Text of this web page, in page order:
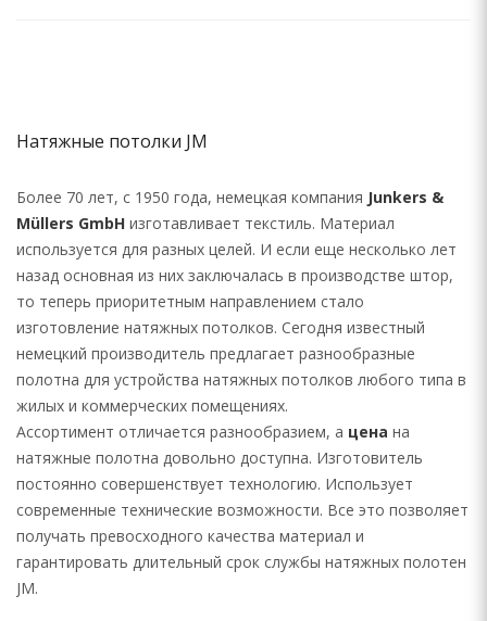
Натяжные потолки JM
Более 70 лет, с 1950 года, немецкая компания Junkers &
Müllers GmbH изготавливает текстиль. Материал
используется для разных целей. И если еще несколько лет
назад основная из них заключалась в производстве штор,
то теперь приоритетным направлением стало
изготовление натяжных потолков. Сегодня известный
немецкий производитель предлагает разнообразные
полотна для устройства натяжных потолков любого типа в
жилых и коммерческих помещениях.
Ассортимент отличается разнообразием, а цена на
натяжные полотна довольно доступна. Изготовитель
постоянно совершенствует технологию. Использует
современные технические возможности. Все это позволяет
получать превосходного качества материал и
гарантировать длительный срок службы натяжных полотен
JM.